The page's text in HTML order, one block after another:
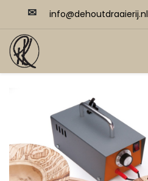
✉ ​​info@dehoutdraaierij.nl